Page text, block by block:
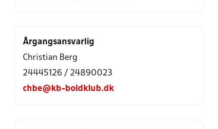
Årgangsansvarlig
Christian Berg
24445126 / 24890023
chbe@kb-boldklub.dk